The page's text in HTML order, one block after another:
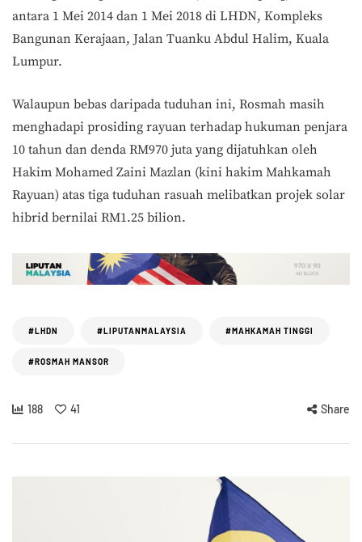
antara 1 Mei 2014 dan 1 Mei 2018 di LHDN, Kompleks
Bangunan Kerajaan, Jalan Tuanku Abdul Halim, Kuala
Lumpur.
Walaupun bebas daripada tuduhan ini, Rosmah masih
menghadapi prosiding rayuan terhadap hukuman penjara
10 tahun dan denda RM970 juta yang dijatuhkan oleh
Hakim Mohamed Zaini Mazlan (kini hakim Mahkamah
Rayuan) atas tiga tuduhan rasuah melibatkan projek solar
hibrid bernilai RM1.25 bilion.
#LHDN #LIPUTANMALAYSIA #MAHKAMAH TINGGI
#ROSMAH MANSOR
188 41 Share